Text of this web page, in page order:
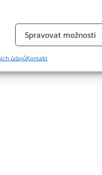
Spravovat možnosti
údajůKontakt